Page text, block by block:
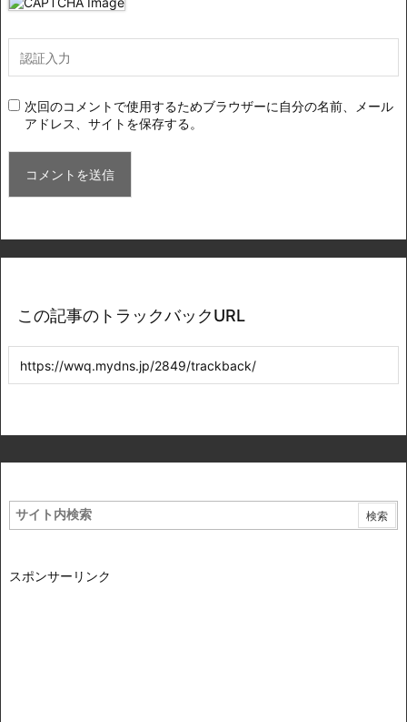
次回のコメントで使用するためブラウザーに自分の名前、メール
アドレス、サイトを保存する。
この記事のトラックバックURL
スポンサーリンク